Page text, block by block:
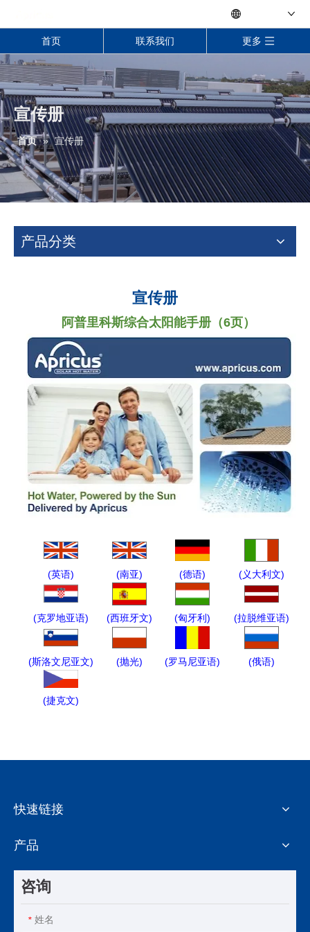
首页 联系我们 更多
宣传册
首页 » 宣传册
产品分类
宣传册
阿普里科斯综合太阳能手册（6页）
(英语) (南亚) (德语) (义大利文)
(克罗地亚语) (西班牙文) (匈牙利 ) (拉脱维亚语)
(斯洛文尼亚文) (抛光) (罗马尼亚语) (俄语)
(捷克文)
快速链接
产品
咨询
* 姓名